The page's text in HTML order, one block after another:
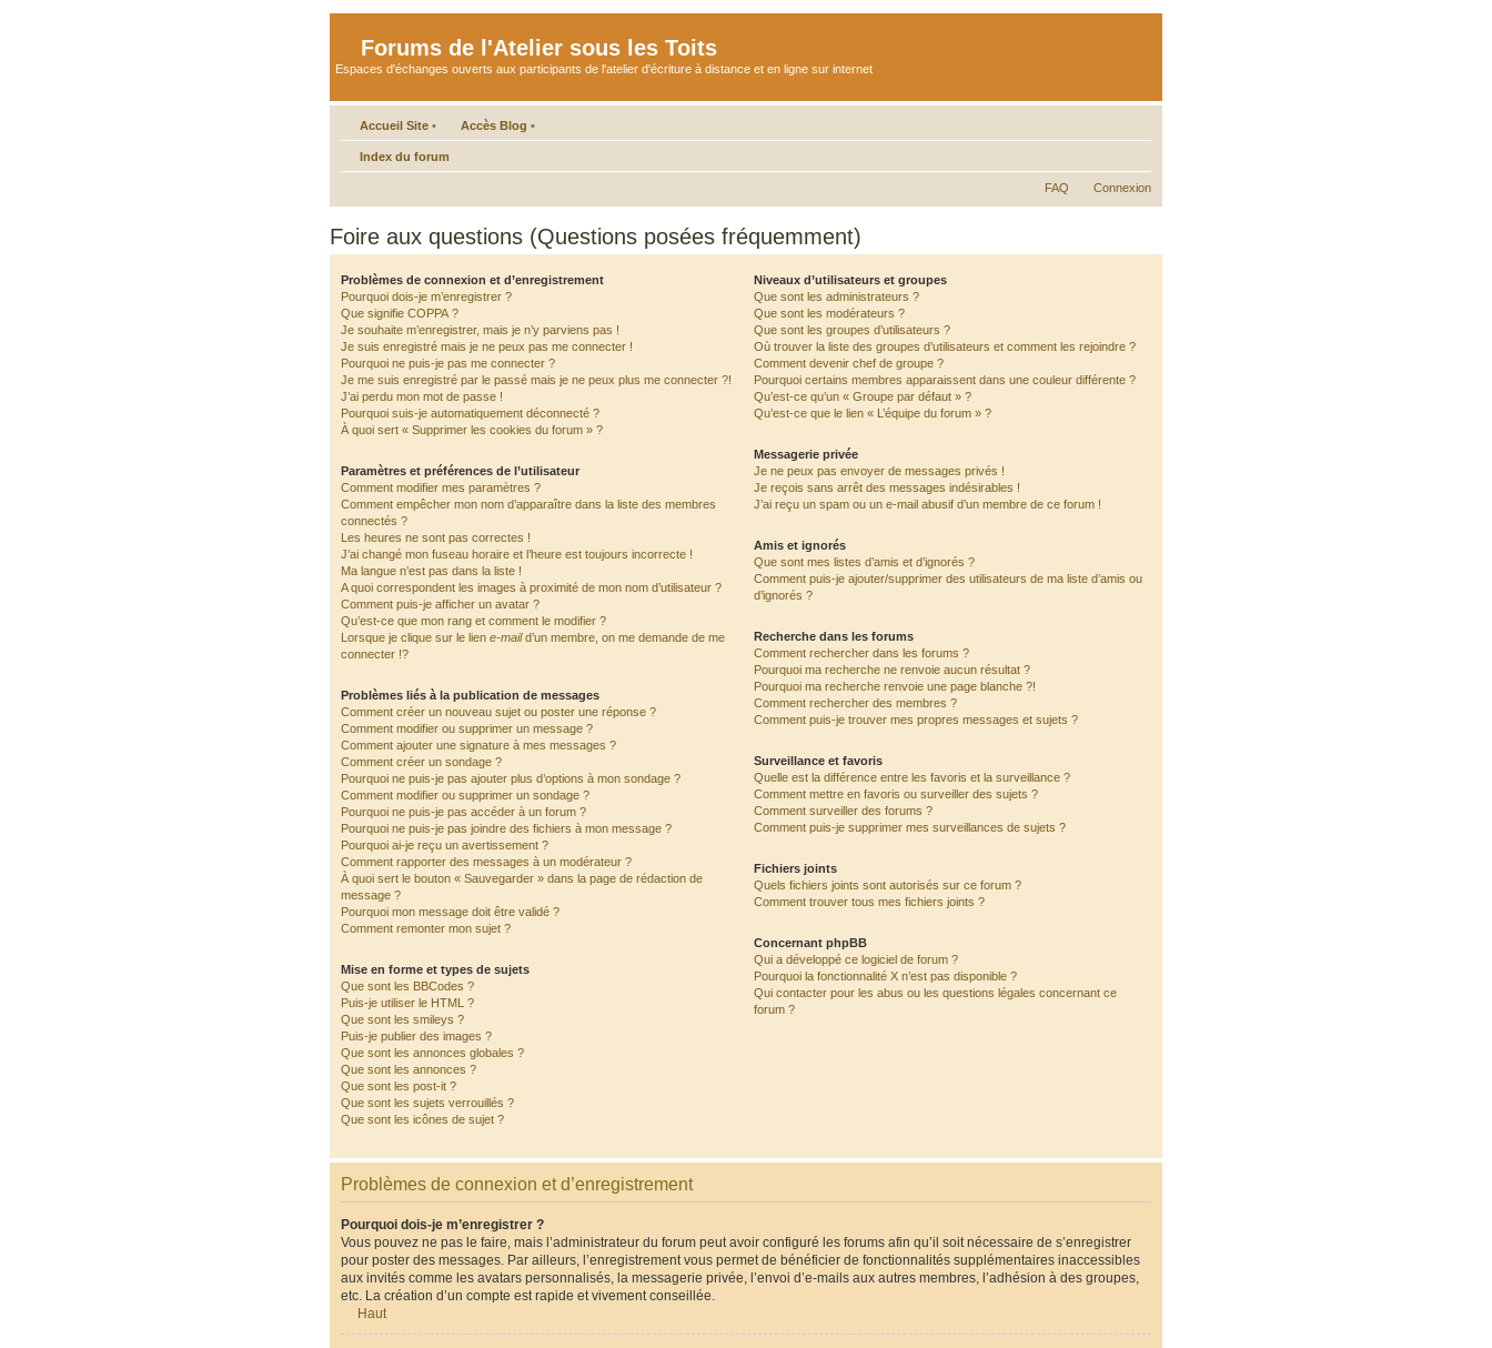
Forums de l'Atelier sous les Toits
Espaces d'échanges ouverts aux participants de l'atelier d'écriture à distance et en ligne sur internet
Accueil Site • Accès Blog •
Index du forum
FAQ Connexion
Foire aux questions (Questions posées fréquemment)
Problèmes de connexion et d’enregistrement
Pourquoi dois-je m’enregistrer ?
Que signifie COPPA ?
Je souhaite m’enregistrer, mais je n’y parviens pas !
Je suis enregistré mais je ne peux pas me connecter !
Pourquoi ne puis-je pas me connecter ?
Je me suis enregistré par le passé mais je ne peux plus me connecter ?!
J’ai perdu mon mot de passe !
Pourquoi suis-je automatiquement déconnecté ?
À quoi sert « Supprimer les cookies du forum » ?
Paramètres et préférences de l’utilisateur
Comment modifier mes paramètres ?
Comment empêcher mon nom d’apparaître dans la liste des membres
connectés ?
Les heures ne sont pas correctes !
J’ai changé mon fuseau horaire et l’heure est toujours incorrecte !
Ma langue n’est pas dans la liste !
A quoi correspondent les images à proximité de mon nom d’utilisateur ?
Comment puis-je afficher un avatar ?
Qu’est-ce que mon rang et comment le modifier ?
Lorsque je clique sur le lien e-maild’un membre, on me demande de me
connecter !?
Problèmes liés à la publication de messages
Comment créer un nouveau sujet ou poster une réponse ?
Comment modifier ou supprimer un message ?
Comment ajouter une signature à mes messages ?
Comment créer un sondage ?
Pourquoi ne puis-je pas ajouter plus d’options à mon sondage ?
Comment modifier ou supprimer un sondage ?
Pourquoi ne puis-je pas accéder à un forum ?
Pourquoi ne puis-je pas joindre des fichiers à mon message ?
Pourquoi ai-je reçu un avertissement ?
Comment rapporter des messages à un modérateur ?
À quoi sert le bouton « Sauvegarder » dans la page de rédaction de
message ?
Pourquoi mon message doit être validé ?
Comment remonter mon sujet ?
Mise en forme et types de sujets
Que sont les BBCodes ?
Puis-je utiliser le HTML ?
Que sont les smileys ?
Puis-je publier des images ?
Que sont les annonces globales ?
Que sont les annonces ?
Que sont les post-it ?
Que sont les sujets verrouillés ?
Que sont les icônes de sujet ?
Niveaux d’utilisateurs et groupes
Que sont les administrateurs ?
Que sont les modérateurs ?
Que sont les groupes d’utilisateurs ?
Où trouver la liste des groupes d’utilisateurs et comment les rejoindre ?
Comment devenir chef de groupe ?
Pourquoi certains membres apparaissent dans une couleur différente ?
Qu’est-ce qu’un « Groupe par défaut » ?
Qu’est-ce que le lien « L’équipe du forum » ?
Messagerie privée
Je ne peux pas envoyer de messages privés !
Je reçois sans arrêt des messages indésirables !
J’ai reçu un spam ou un e-mail abusif d’un membre de ce forum !
Amis et ignorés
Que sont mes listes d’amis et d’ignorés ?
Comment puis-je ajouter/supprimer des utilisateurs de ma liste d’amis ou
d’ignorés ?
Recherche dans les forums
Comment rechercher dans les forums ?
Pourquoi ma recherche ne renvoie aucun résultat ?
Pourquoi ma recherche renvoie une page blanche ?!
Comment rechercher des membres ?
Comment puis-je trouver mes propres messages et sujets ?
Surveillance et favoris
Quelle est la différence entre les favoris et la surveillance ?
Comment mettre en favoris ou surveiller des sujets ?
Comment surveiller des forums ?
Comment puis-je supprimer mes surveillances de sujets ?
Fichiers joints
Quels fichiers joints sont autorisés sur ce forum ?
Comment trouver tous mes fichiers joints ?
Concernant phpBB
Qui a développé ce logiciel de forum ?
Pourquoi la fonctionnalité X n’est pas disponible ?
Qui contacter pour les abus ou les questions légales concernant ce
forum ?
Problèmes de connexion et d’enregistrement
Pourquoi dois-je m’enregistrer ?
Vous pouvez ne pas le faire, mais l’administrateur du forum peut avoir configuré les forums afin qu’il soit nécessaire de s’enregistrer
pour poster des messages. Par ailleurs, l’enregistrement vous permet de bénéficier de fonctionnalités supplémentaires inaccessibles
aux invités comme les avatars personnalisés, la messagerie privée, l’envoi d’e-mails aux autres membres, l’adhésion à des groupes,
etc. La création d’un compte est rapide et vivement conseillée.
Haut